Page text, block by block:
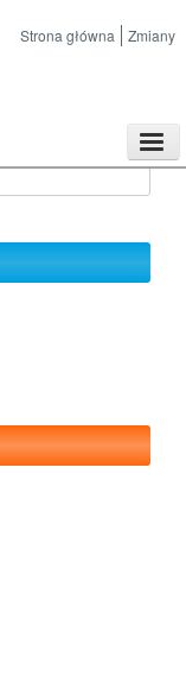
Strona główna Zmiany